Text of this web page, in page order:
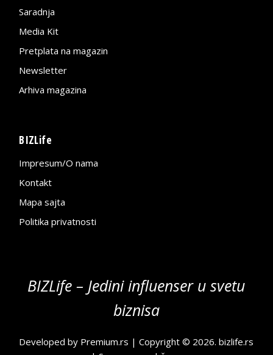
Saradnja
Media Kit
Pretplata na magazin
Newsletter
Arhiva magazina
BIZLife
Impresum/O nama
Kontakt
Mapa sajta
Politika privatnosti
BIZLife – Jedini influenser u svetu
biznisa
Developed by Premium.rs | Copyright © 2026.bizlife.rs